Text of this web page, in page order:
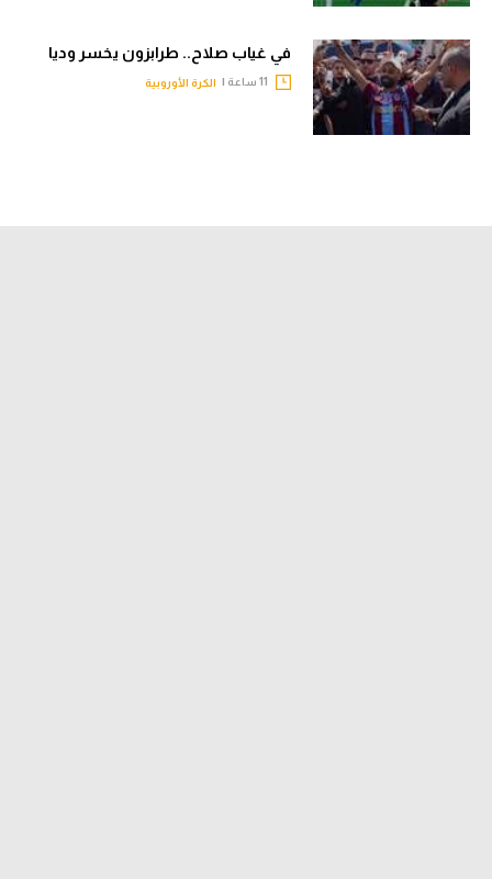
في غياب صلاح.. طرابزون يخسر وديا
الكرة الأوروبية